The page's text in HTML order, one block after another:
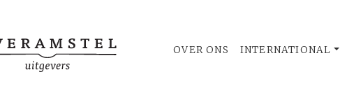
OVER ONS INTERNATIONAL